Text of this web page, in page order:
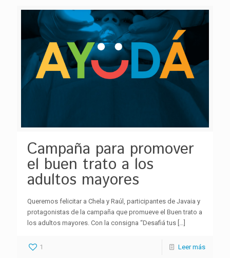
Campaña para promover
el buen trato a los
adultos mayores
Queremos felicitar a Chela y Raúl, participantes de Javaia y
protagonistas de la campaña que promueve el Buen trato a
los adultos mayores. Con la consigna “Desafiá tus
1 Leer más